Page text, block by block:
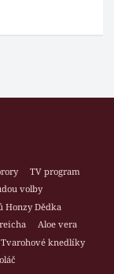
TV program
volby
Honzy Dědka
Aloe vera
Tvarohové knedlíky